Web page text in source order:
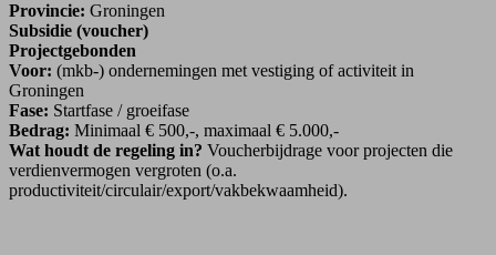
Provincie: Groningen
Subsidie (voucher)
Projectgebonden
Voor: (mkb-) ondernemingen met vestiging of activiteit in
Groningen
Fase: Startfase / groeifase
Bedrag: Minimaal € 500,-, maximaal € 5.000,-
Wat houdt de regeling in? Voucherbijdrage voor projecten die
verdienvermogen vergroten (o.a.
productiviteit/circulair/export/vakbekwaamheid).